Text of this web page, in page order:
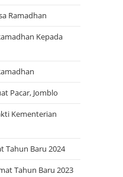
Ramadhan
Kepada
Pacar, Jomblo
Kementerian
Tahun Baru 2024
Tahun Baru 2023